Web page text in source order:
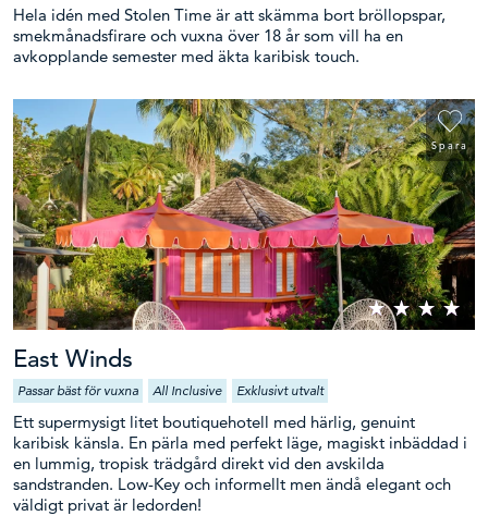
Hela idén med Stolen Time är att skämma bort bröllopspar,
smekmånadsfirare och vuxna över 18 år som vill ha en
avkopplande semester med äkta karibisk touch.
Spara
East Winds
Passar bäst för vuxna All Inclusive Exklusivt utvalt
Ett supermysigt litet boutiquehotell med härlig, genuint
karibisk känsla. En pärla med perfekt läge, magiskt inbäddad i
en lummig, tropisk trädgård direkt vid den avskilda
sandstranden. Low-Key och informellt men ändå elegant och
väldigt privat är ledorden!